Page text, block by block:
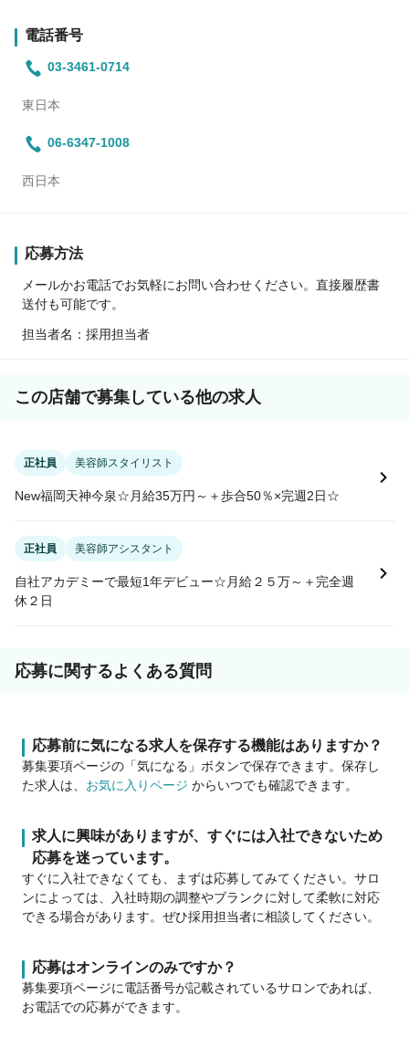
電話番号
03-3461-0714
東日本
06-6347-1008
西日本
応募方法
メールかお電話でお気軽にお問い合わせください。直接履歴書
送付も可能です。
担当者名：採用担当者
この店舗で募集している他の求人
正社員 美容師スタイリスト
New福岡天神今泉☆月給35万円～＋歩合50％×完週2日☆
正社員 美容師アシスタント
自社アカデミーで最短1年デビュー☆月給２５万～＋完全週
休２日
応募に関するよくある質問
応募前に気になる求人を保存する機能はありますか？
募集要項ページの「気になる」ボタンで保存できます。保存し
た求人は、 お気に入りページ からいつでも確認できます。
求人に興味がありますが、すぐには入社できないため
応募を迷っています。
すぐに入社できなくても、まずは応募してみてください。サロ
ンによっては、入社時期の調整やブランクに対して柔軟に対応
できる場合があります。ぜひ採用担当者に相談してください。
応募はオンラインのみですか？
募集要項ページに電話番号が記載されているサロンであれば、
お電話での応募ができます。